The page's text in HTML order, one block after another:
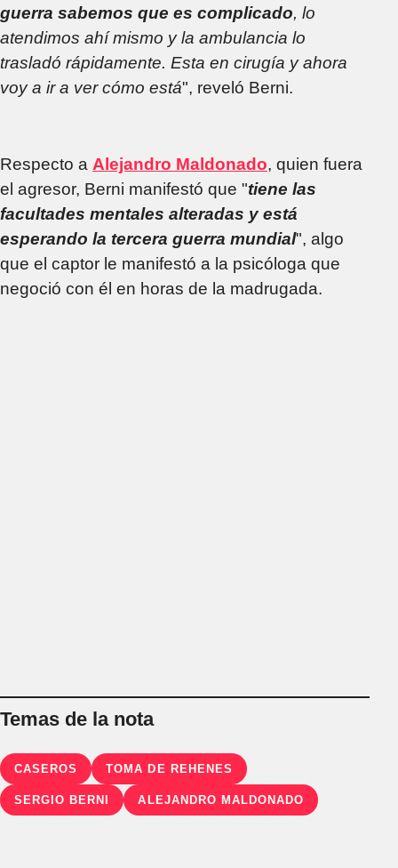
guerra sabemos que es complicado, lo
atendimos ahí mismo y la ambulancia lo
trasladó rápidamente. Esta en cirugía y ahora
voy a ir a ver cómo está", reveló Berni.
Respecto a Alejandro Maldonado, quien fuera
el agresor, Berni manifestó que "tiene las
facultades mentales alteradas y está
esperando la tercera guerra mundial", algo
que el captor le manifestó a la psicóloga que
negoció con él en horas de la madrugada.
Temas de la nota
CASEROS TOMA DE REHENES
SERGIO BERNI ALEJANDRO MALDONADO